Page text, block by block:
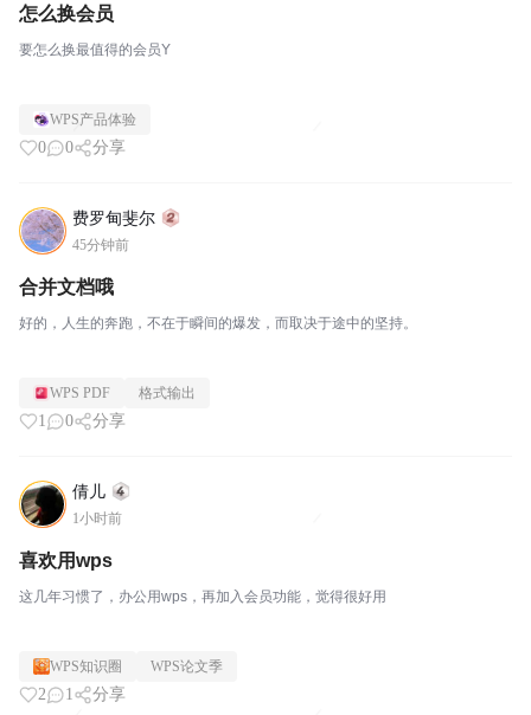
怎么换会员
要怎么换最值得的会员Y
WPS产品体验
0 0 分享
费罗甸斐尔
45分钟前
合并文档哦
好的，人生的奔跑，不在于瞬间的爆发，而取决于途中的坚持。
WPS PDF 格式输出
1 0 分享
倩儿
1小时前
喜欢用wps
这几年习惯了，办公用wps，再加入会员功能，觉得很好用
WPS知识圈 WPS论文季
2 1 分享